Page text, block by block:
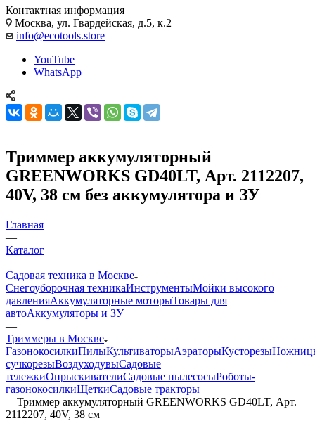
Контактная информация
Москва, ул. Гвардейская, д.5, к.2
info@ecotools.store
YouTube
WhatsApp
Триммер аккумуляторный
GREENWORKS GD40LT, Арт. 2112207,
40V, 38 см без аккумулятора и ЗУ
Главная
—
Каталог
—
Садовая техника в Москве
Снегоуборочная техникаИнструментыМойки высокого
давленияАккумуляторные моторыТовары для
автоАккумуляторы и ЗУ
—
Триммеры в Москве
ГазонокосилкиПилыКультиваторыАэраторыКусторезы
сучкорезыВоздуходувыСадовые
тележкиОпрыскивателиСадовые пылесосыРоботы-
газонокосилкиЩеткиСадовые тракторы
—Триммер аккумуляторный GREENWORKS GD40LT, Арт.
2112207, 40V, 38 см